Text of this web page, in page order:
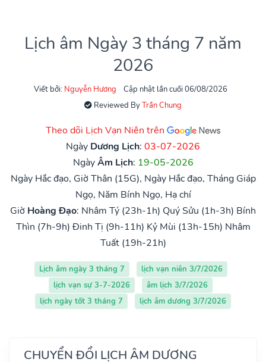
Lịch âm Ngày 3 tháng 7 năm
2026
Viết bởi: Nguyễn Hương
Cập nhật lần cuối 06/08/2026
Reviewed ByTrần Chung
Theo dõi Lịch Vạn Niên trên
Ngày Dương Lịch: 03-07-2026
NgàyÂm Lịch: 19-05-2026
Ngày Hắc đạo, Giờ Thân (15G), Ngày Hắc đạo, Tháng Giáp
Ngọ, Năm Bính Ngọ, Hạ chí
Giờ Hoàng Đạo: Nhâm Tý (23h-1h) Quý Sửu (1h-3h) Bính
Thìn (7h-9h) Đinh Tị (9h-11h) Kỷ Mùi (13h-15h) Nhâm
Tuất (19h-21h)
Lịch âm ngày 3 tháng 7
lịch vạn niên 3/7/2026
lịch vạn sự 3-7-2026
âm lịch 3/7/2026
lịch ngày tốt 3 tháng 7
lịch âm dương 3/7/2026
CHUYỂN ĐỔI LỊCH ÂM DƯƠNG